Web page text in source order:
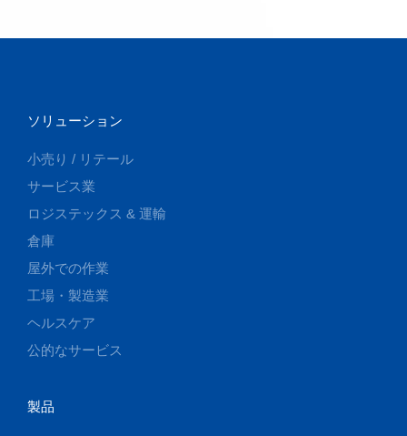
ソリューション
小売り / リテール
サービス業
ロジステックス & 運輸
倉庫
屋外での作業
工場・製造業
ヘルスケア
公的なサービス
製品